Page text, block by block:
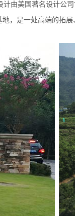
由美国著名设计公司
，是一处高端的拓展